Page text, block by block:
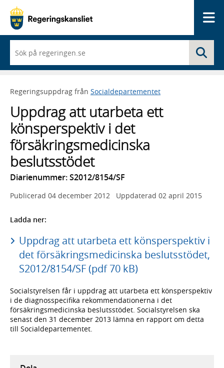
du
börjar
skriva
framträder
lista
med
sökförslag
Regeringsuppdrag från Socialdepartementet
Uppdrag att utarbeta ett
könsperspektiv i det
försäkringsmedicinska
beslutsstödet
Diarienummer: S2012/8154/SF
Publicerad 04 december 2012 Uppdaterad 02 april 2015
Ladda ner:
Uppdrag att utarbeta ett könsperspektiv i
det försäkringsmedicinska beslutsstödet,
S2012/8154/SF (pdf 70 kB)
Socialstyrelsen får i uppdrag att utarbeta ett könsperspektiv
i de diagnosspecifika rekommendationerna i det
försäkringsmedicinska beslutsstödet. Socialstyrelsen ska
senast den 31 december 2013 lämna en rapport om detta
till Socialdepartementet.